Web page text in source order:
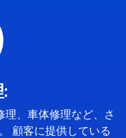
、車体修理など、さ
顧客に提供している